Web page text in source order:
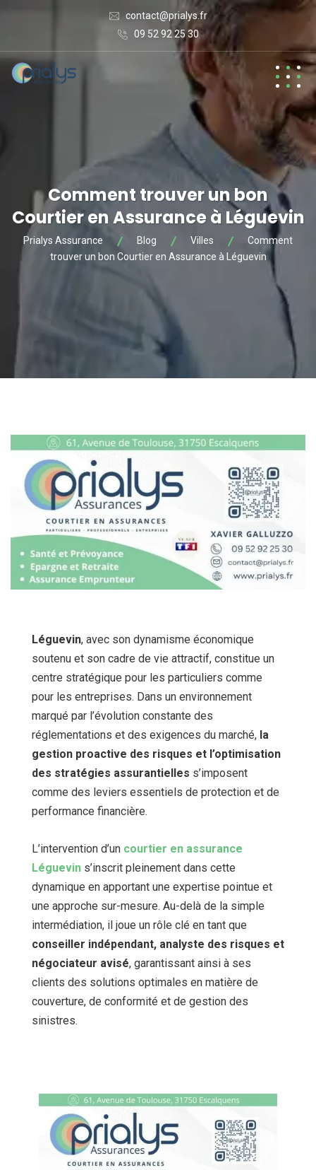
contact@prialys.fr
09 52 92 25 30
Comment trouver un bon
Courtier en Assurance à Léguevin
Prialys Assurance Blog Villes
Comment
trouver un bon Courtier en Assurance à Léguevin
Léguevin, avec son dynamisme économique
soutenu et son cadre de vie attractif, constitue un
centre stratégique pour les particuliers comme
pour les entreprises. Dans un environnement
marqué par l’évolution constante des
réglementations et des exigences du marché, la
gestion proactive des risques et l’optimisation
des stratégies assurantielles s’imposent
comme des leviers essentiels de protection et de
performance financière.
L’intervention d’un courtier en assurance
Léguevin s’inscrit pleinement dans cette
dynamique en apportant une expertise pointue et
une approche sur-mesure. Au-delà de la simple
intermédiation, il joue un rôle clé en tant que
conseiller indépendant, analyste des risques et
négociateur avisé, garantissant ainsi à ses
clients des solutions optimales en matière de
couverture, de conformité et de gestion des
sinistres.